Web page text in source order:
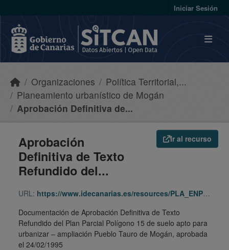
Iniciar Sesión
Organizaciones
Política Territorial,...
Planeamiento urbanístico de Mogán
Aprobación Definitiva de...
Ir al recurso
Aprobación
Definitiva de Texto
Refundido del...
URL: https://www.idecanarias.es/resources/PLA_ENP_URB/URB_PLA/GC/Moga/383/indice.html
Documentación de Aprobación Definitiva de Texto
Refundido del Plan Parcial Polígono 15 de suelo apto para
urbanizar – ampliación Pueblo Tauro de Mogán, aprobada
el 24/02/1995